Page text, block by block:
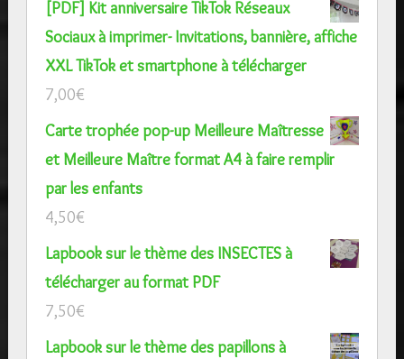
[PDF] Kit anniversaire TikTok Réseaux
Sociaux à imprimer- Invitations, bannière, affiche
XXL TikTok et smartphone à télécharger
7,00€
Carte trophée pop-up Meilleure Maîtresse
et Meilleure Maître format A4 à faire remplir
par les enfants
4,50€
Lapbook sur le thème des INSECTES à
télécharger au format PDF
7,50€
Lapbook sur le thème des papillons à